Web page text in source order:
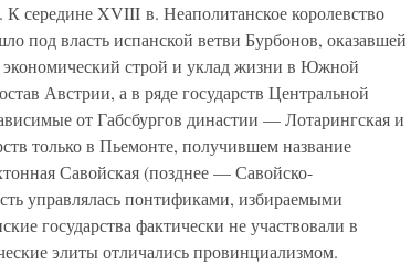
К середине XVIII в. Неаполитанское королевство
под власть испанской ветви Бурбонов, оказавшей
экономический строй и уклад жизни в Южной
Австрии, а в ряде государств Центральной
от Габсбургов династии — Лотарингская и
только в Пьемонте, получившем название
Савойская (позднее — Савойско-
управлялась понтификами, избираемыми
государства фактически не участвовали в
элиты отличались провинциализмом.